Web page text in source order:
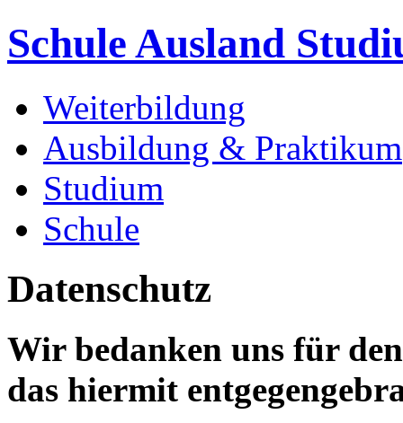
Schule Ausland
Weiterbildung
Ausbildung & Praktikum
Studium
Schule
Datenschutz
Wir bedanken uns für
das hiermit